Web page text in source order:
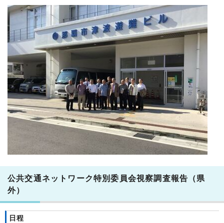
公共交通ネットワーク特別委員会視察調査報告（県
外）
日程